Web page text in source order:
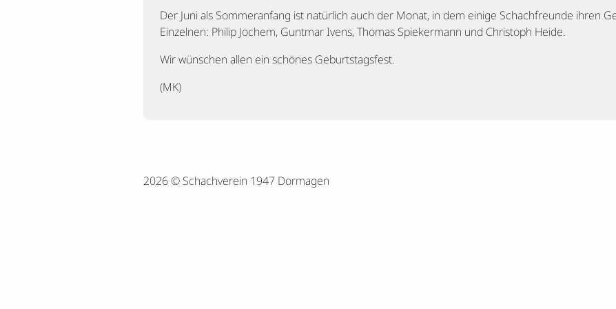
Der Juni als Sommeranfang ist natürlich auch der Monat, in dem einige Schachfreunde ihren
Einzelnen: Philip Jochem, Guntmar Ivens, Thomas Spiekermann und Christoph Heide.
Wir wünschen allen ein schönes Geburtstagsfest.
(MK)
2026 © Schachverein 1947 Dormagen